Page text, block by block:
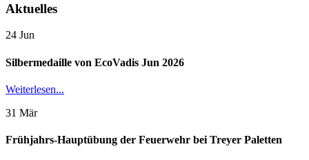
Aktuelles
24 Jun
Silbermedaille von EcoVadis Jun 2026
Weiterlesen...
31 Mär
Frühjahrs-Hauptübung der Feuerwehr bei Treyer Paletten